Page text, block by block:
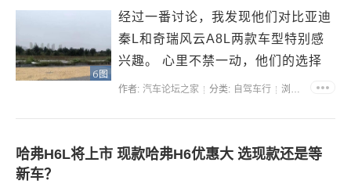
6图
经过一番讨论，我发现他们对比亚迪
秦L和奇瑞风云A8L两款车型特别感
兴趣。 心里不禁一动，他们的选择
眼光确实不错…… 众所周知，十万
作者: 汽车论坛之家 分类: 自驾车行 浏览:34545
哈弗H6L将上市 现款哈弗H6优惠大 选现款还是等
新车？